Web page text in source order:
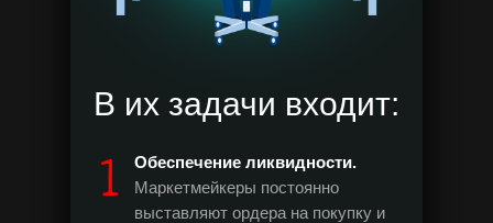
В их задачи входит:
Обеспечение ликвидности.
Маркетмейкеры постоянно
выставляют ордера на покупку и